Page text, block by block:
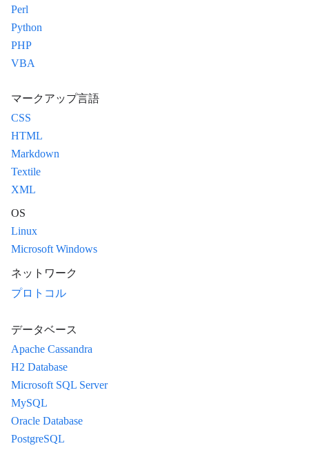
Perl
Python
PHP
VBA
マークアップ言語
CSS
HTML
Markdown
Textile
XML
OS
Linux
Microsoft Windows
ネットワーク
プロトコル
データベース
Apache Cassandra
H2 Database
Microsoft SQL Server
MySQL
Oracle Database
PostgreSQL